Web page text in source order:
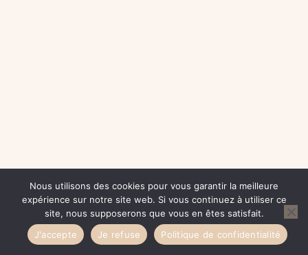
Nous utilisons des cookies pour vous garantir la meilleure
expérience sur notre site web. Si vous continuez à utiliser ce
site, nous supposerons que vous en êtes satisfait.
J'accepte
Je refuse Politique de confidentialité